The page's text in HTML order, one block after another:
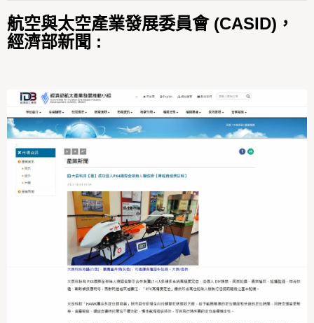
航空與太空產業發展委員會 (CASID)，
經濟部新聞 :